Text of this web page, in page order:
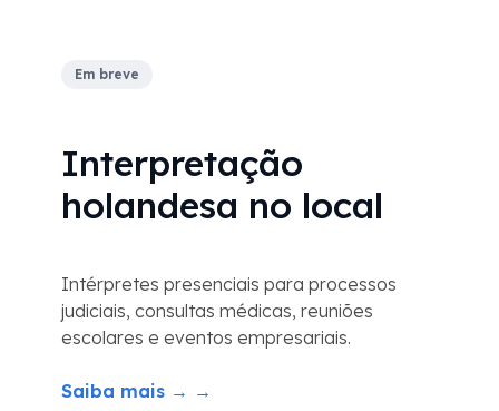
Em breve
Interpretação
holandesa no local
Intérpretes presenciais para processos
judiciais, consultas médicas, reuniões
escolares e eventos empresariais.
Saiba mais → →